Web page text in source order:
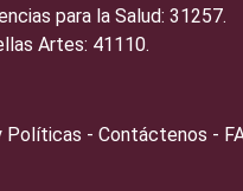
para la Salud: 31257.
Artes: 41110.
Políticas - Contáctenos -